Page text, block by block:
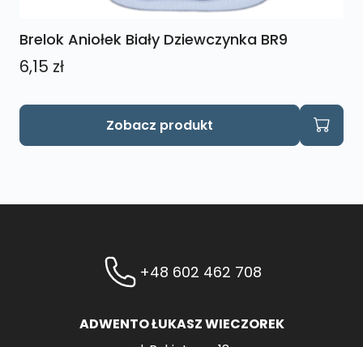
Brelok Aniołek Biały Dziewczynka BR9
6,15 zł
Zobacz produkt
+48 602 462 708
ADWENTO ŁUKASZ WIECZOREK